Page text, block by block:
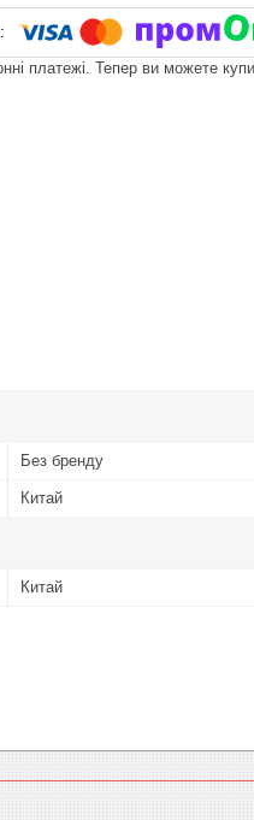
платежі. Тепер ви можете
Без бренду
Китай
Китай